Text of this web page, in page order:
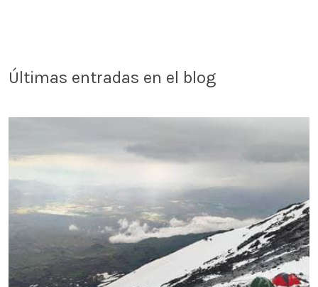
Últimas entradas en el blog